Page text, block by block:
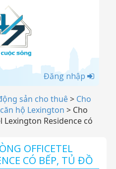
Đăng nhập
sản cho thuê> Cho
hộ Lexington > Cho
Residence có
OFFICETEL
CÓ BẾP, TỦ ĐỒ